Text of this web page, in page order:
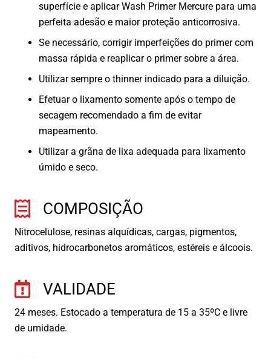
superfície e aplicar Wash Primer Mercure para uma
perfeita adesão e maior proteção anticorrosiva.
Se necessário, corrigir imperfeições do primer com
massa rápida e reaplicar o primer sobre a área.
Utilizar sempre o thinner indicado para a diluição.
Efetuar o lixamento somente após o tempo de
secagem recomendado a fim de evitar
mapeamento.
Utilizar a grãna de lixa adequada para lixamento
úmido e seco.
COMPOSIÇÃO
Nitrocelulose, resinas alquídicas, cargas, pigmentos,
aditivos, hidrocarbonetos aromáticos, estéreis e álcoois.
VALIDADE
24 meses. Estocado a temperatura de 15 a 35ºC e livre
de umidade.